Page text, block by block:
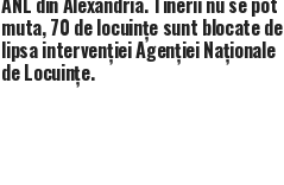
muta, 70 de locuințe sunt blocate de
lipsa intervenției Agenției Naționale
de Locuințe.